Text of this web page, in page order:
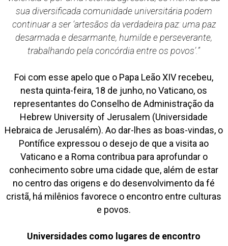
sua diversificada comunidade universitária podem
continuar a ser ‘artesãos da verdadeira paz: uma paz
desarmada e desarmante, humilde e perseverante,
trabalhando pela concórdia entre os povos’.”
Foi com esse apelo que o Papa Leão XIV recebeu,
nesta quinta-feira, 18 de junho, no Vaticano, os
representantes do Conselho de Administração da
Hebrew University of Jerusalem (Universidade
Hebraica de Jerusalém). Ao dar-lhes as boas-vindas, o
Pontífice expressou o desejo de que a visita ao
Vaticano e a Roma contribua para aprofundar o
conhecimento sobre uma cidade que, além de estar
no centro das origens e do desenvolvimento da fé
cristã, há milênios favorece o encontro entre culturas
e povos.
Universidades como lugares de encontro